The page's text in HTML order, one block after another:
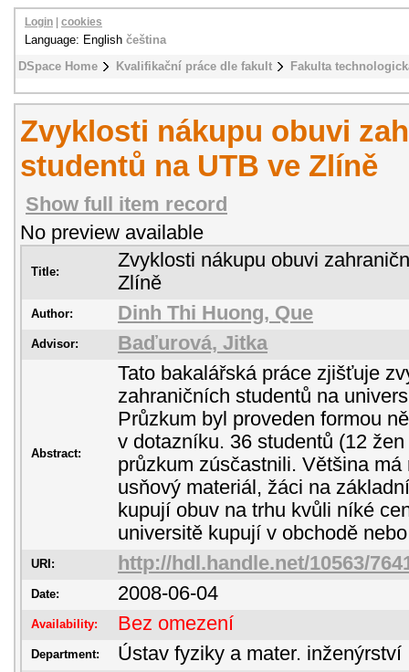
DSpace Home Kvalifikační práce dle fakult Fakulta
Login cookies
Language: English čeština
Zvyklosti nákupu obuvi
studentů na UTB ve Zlíně
Show full item record
No preview available
Title:
Zvyklosti nákupu obuvi
Zlíně
Author: Dinh Thi Huong, Que
Advisor: Baďurová, Jitka
Abstract:
Tato bakalářská práce zjišťuje
zahraničních studentů na
Průzkum byl proveden formou
v dotazníku. 36 studentů (12
průzkum zúsčastnili. Většina
usňový materiál, žáci na
kupují obuv na trhu kvůli níké
universitě kupují v obchodě
URI: http://hdl.handle.net/10563/
Date: 2008-06-04
Availability: Bez omezení
Department: Ústav fyziky a mater. inženýrství